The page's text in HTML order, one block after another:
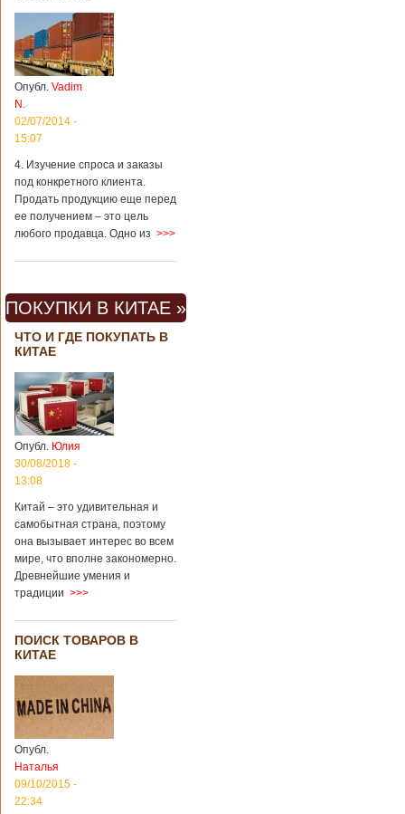
Опубл. Vadim
N.
02/07/2014 -
15:07
4. Изучение спроса и заказы
под конкретного клиента.
Продать продукцию еще перед
ее получением – это цель
любого продавца. Одно из >>>
ПОКУПКИ В КИТАЕ »
ЧТО И ГДЕ ПОКУПАТЬ В
КИТАЕ
Опубл. Юлия
30/08/2018 -
13:08
Китай – это удивительная и
самобытная страна, поэтому
она вызывает интерес во всем
мире, что вполне закономерно.
Древнейшие умения и
традиции >>>
ПОИСК ТОВАРОВ В
КИТАЕ
Опубл.
Наталья
09/10/2015 -
22:34